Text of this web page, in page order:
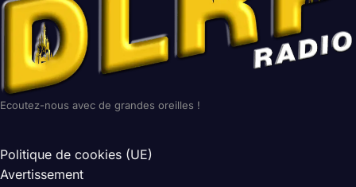
Ecoutez-nous avec de grandes oreilles !
Politique de cookies (UE)
Avertissement